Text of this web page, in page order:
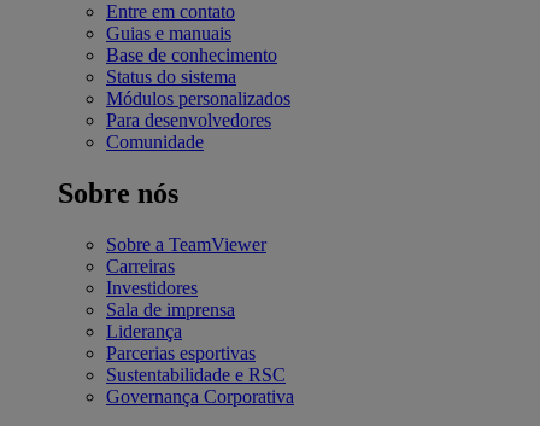
Entre em contato
Guias e manuais
Base de conhecimento
Status do sistema
Módulos personalizados
Para desenvolvedores
Comunidade
Sobre nós
Sobre a TeamViewer
Carreiras
Investidores
Sala de imprensa
Liderança
Parcerias esportivas
Sustentabilidade e RSC
Governança Corporativa